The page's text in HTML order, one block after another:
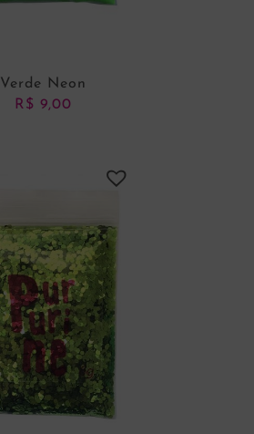
Verde Neon
R$ 9,00